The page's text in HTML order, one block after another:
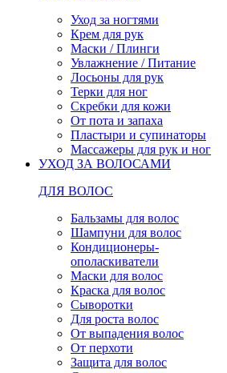
Уход за ногтями
Крем для рук
Маски / Плинги
Увлажнение / Питание
Лосьоны для рук
Терки для ног
Скребки для кожи
От пота и запаха
Пластыри и супинаторы
Массажеры для рук и ног
УХОД ЗА ВОЛОСАМИ
ДЛЯ ВОЛОС
Бальзамы для волос
Шампуни для волос
Кондиционеры-
ополаскиватели
Маски для волос
Краска для волос
Сыворотки
Для роста волос
От выпадения волос
От перхоти
Защита для волос